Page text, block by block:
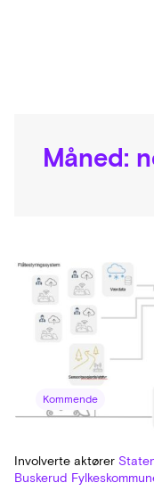
Måned:
Kommende
Involverte aktører
Buskerud